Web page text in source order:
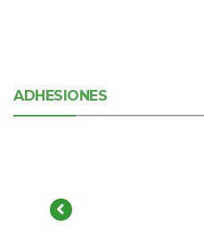
ADHESIONES